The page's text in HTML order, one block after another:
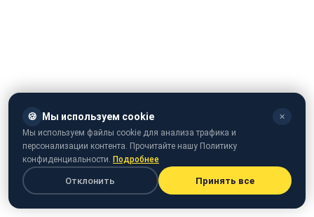
Популярний український співак, композитор і автор
пісень Олег Винник, який днями
справив фурор на
фестивалі Atlas Weekend, поділився своїми мріями.
🍪 Мы используем cookie ✕
Мы используем файлы cookie для анализа трафика и
персонализации контента. Прочитайте нашу Политику
конфиденциальности. Подробнее
Отклонить Принять все